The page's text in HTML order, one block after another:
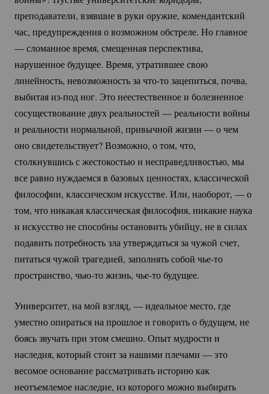
преподаватели, взявшие в руки оружие, комендантский
час, предупреждения о возможном обстреле. Но главное
— сломанное время, смещенная перспектива,
нарушенное будущее. Время, утратившее свою
линейность, невозможность зачто-тозацепиться, почва,
выбитаяиз-подног. Это неестественное и болезненное
сосуществование двух реальностей — реальности войны
и реальности нормальной, привычной жизни — о чем
оно свидетельствует? Возможно, о том, что,
столкнувшись с жестокостью и несправедливостью, мы
все равно нуждаемся в базовых ценностях, классической
философии, классическом искусстве. Или, наоборот, — о
том, что никакая классическая философия, никакие наука
и искусство не способны остановить убийцу, не в силах
подавить потребность зла утверждаться за чужой счет,
питаться чужой трагедией, заполнять собой чье-то
пространство, чью-тожизнь, чье-тобудущее.
Университет, на мой взгляд, — идеальное место, где
уместно опираться на прошлое и говорить о будущем, не
боясь звучать при этом смешно. Опыт мудрости и
наследия, который стоит за нашими плечами — это
весомое основание рассматривать историю как
неотъемлемое наследие, из которого можно выбирать